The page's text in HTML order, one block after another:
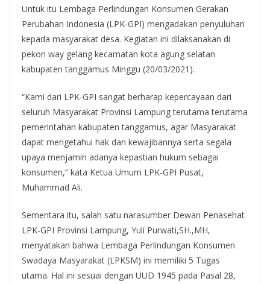
Untuk itu Lembaga Perlindungan Konsumen Gerakan
Perubahan Indonesia (LPK-GPI) mengadakan penyuluhan
kepada masyarakat desa. Kegiatan ini dilaksanakan di
pekon way gelang kecamatan kota agung selatan
kabupaten tanggamus Minggu (20/03/2021).
“Kami dari LPK-GPI sangat berharap kepercayaan dari
seluruh Masyarakat Provinsi Lampung terutama terutama
pemerintahan kabupaten tanggamus, agar Masyarakat
dapat mengetahui hak dan kewajibannya serta segala
upaya menjamin adanya kepastian hukum sebagai
konsumen,” kata Ketua Umum LPK-GPI Pusat,
Muhammad Ali.
Sementara itu, salah satu narasumber Dewan Penasehat
LPK-GPI Provinsi Lampung, Yuli Purwati,SH.,MH,
menyatakan bahwa Lembaga Perlindungan Konsumen
Swadaya Masyarakat (LPKSM) ini memiliki 5 Tugas
utama. Hal ini sesuai dengan UUD 1945 pada Pasal 28,